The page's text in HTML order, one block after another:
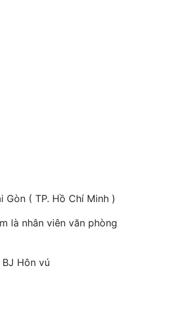
Gòn ( TP. Hồ Chí Minh )
là nhân viên văn phòng
Hôn vú